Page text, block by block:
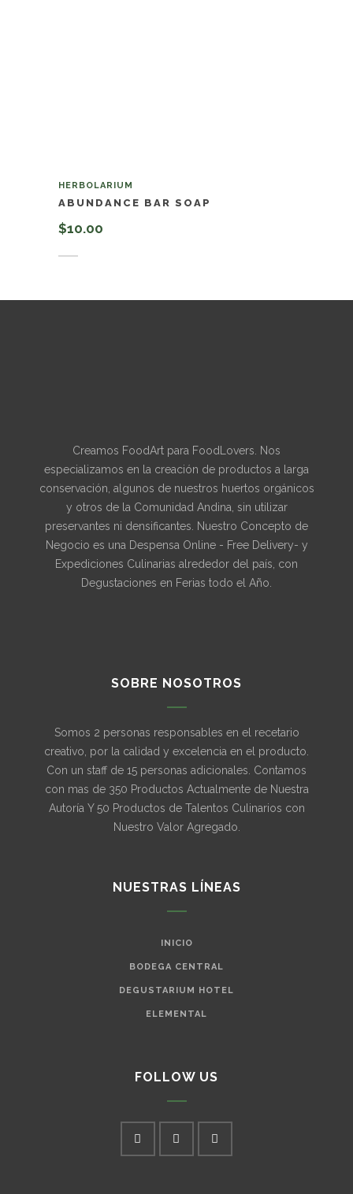
HERBOLARIUM
ABUNDANCE BAR SOAP
$10.00
Creamos FoodArt para FoodLovers. Nos
especializamos en la creación de productos a larga
conservación, algunos de nuestros huertos orgánicos
y otros de la Comunidad Andina, sin utilizar
preservantes ni densificantes. Nuestro Concepto de
Negocio es una Despensa Online - Free Delivery- y
Expediciones Culinarias alrededor del país, con
Degustaciones en Ferias todo el Año.
SOBRE NOSOTROS
Somos 2 personas responsables en el recetario
creativo, por la calidad y excelencia en el producto.
Con un staff de 15 personas adicionales. Contamos
con mas de 350 Productos Actualmente de Nuestra
Autoría Y 50 Productos de Talentos Culinarios con
Nuestro Valor Agregado.
NUESTRAS LÍNEAS
INICIO
BODEGA CENTRAL
DEGUSTARIUM HOTEL
ELEMENTAL
FOLLOW US